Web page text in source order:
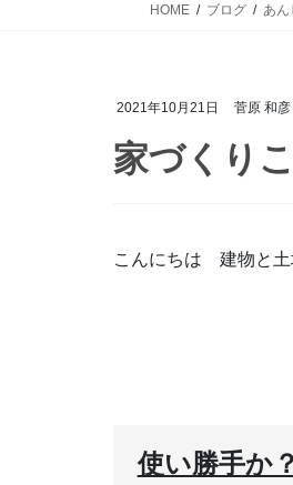
HOME ブログ あん
2021年10月21日 菅原 和彦
家づくり
こんにちは 建物と土
使い勝手か